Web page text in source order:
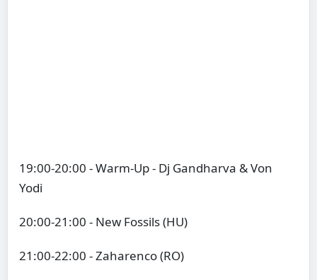
19:00-20:00 - Warm-Up - Dj Gandharva & Von
Yodi
20:00-21:00 - New Fossils (HU)
21:00-22:00 - Zaharenco (RO)